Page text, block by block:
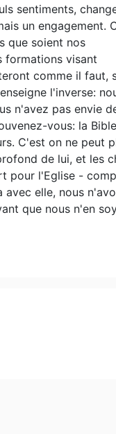
sentiments,
un engagement.
que soient nos
formations visant
comme il faut,
l'inverse:
n'avez pas envie
vous: la Bible
C'est on ne peut
de lui, et les
pour l'Eglise -
elle, nous
que nous n'en